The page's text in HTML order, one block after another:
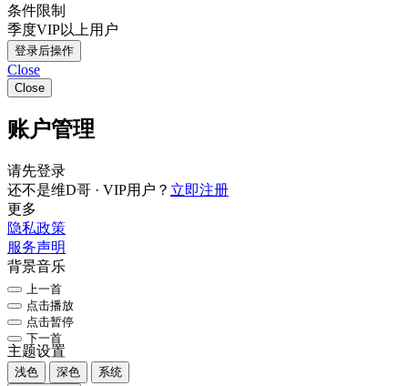
条件限制
季度VIP以上用户
登录后操作
Close
Close
账户管理
请先登录
还不是维D哥 · VIP用户？ 立即注册
更多
隐私政策
服务声明
背景音乐
上一首
点击播放
点击暂停
下一首
主题设置
浅色 深色
系统